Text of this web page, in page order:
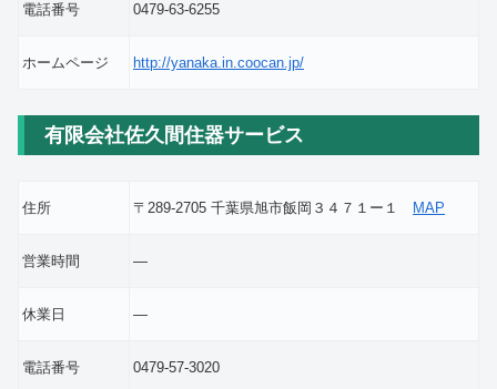
電話番号 0479-63-6255
ホームページ http://yanaka.in.coocan.jp/
有限会社佐久間住器サービス
住所 〒289-2705 千葉県旭市飯岡３４７１ー１ MAP
営業時間 ―
休業日 ―
電話番号 0479-57-3020